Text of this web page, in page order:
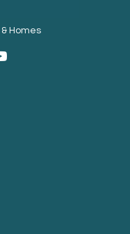
Homes